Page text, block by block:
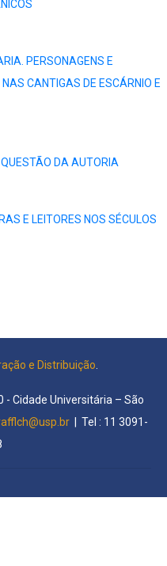
PERSONAGENS E
CANTIGAS DE ESCÁRNIO E
DA AUTORIA
E LEITORES NOS SÉCULOS
e Distribuição.
- Cidade Universitária – São
| Tel : 11 3091-